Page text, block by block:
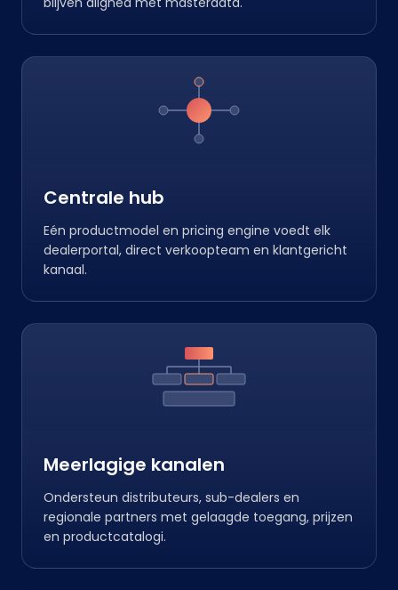
Centrale hub
Eén productmodel en pricing engine voedt elk
dealerportal, direct verkoopteam en klantgericht
kanaal.
Meerlagige kanalen
Ondersteun distributeurs, sub-dealers en
regionale partners met gelaagde toegang, prijzen
en productcatalogi.